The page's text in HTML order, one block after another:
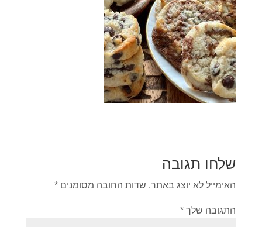
שלחו תגובה
האימייל לא יוצג באתר. שדות החובה מסומנים *
התגובה שלך *